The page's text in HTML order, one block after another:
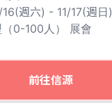
週六) - 11/17(週日)
0-100人） 展會
前往信源